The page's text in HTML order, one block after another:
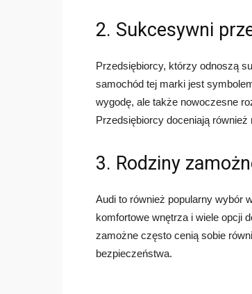
2. Sukcesywni
Przedsiębiorcy, którzy odnoszą
samochód tej marki jest
wygodę, ale także nowoczesne
Przedsiębiorcy doceniają
3. Rodziny
Audi to również popularny wybór
komfortowe wnętrza i wiele opcji
zamożne często cenią sobie
bezpieczeństwa.